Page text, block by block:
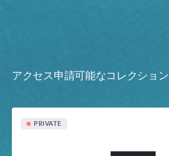
アクセス申請可能なコレクション
PRIVATE